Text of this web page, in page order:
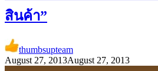
สินค้า”
thumbsupteam
August 27, 2013August 27, 2013